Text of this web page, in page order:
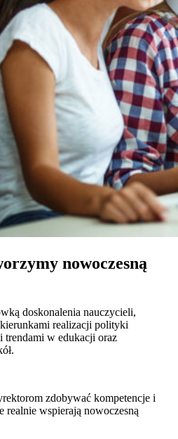
nowoczesną
doskonalenia nauczycieli,
realizacji polityki
w edukacji oraz
zdobywać kompetencje i
realnie wspierają nowoczesną